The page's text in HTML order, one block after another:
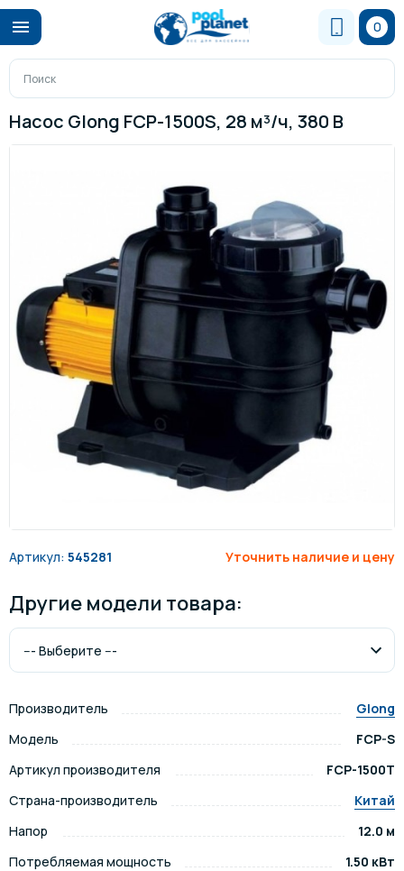
0
Насос Glong FCP-1500S, 28 м³/ч, 380 В
Артикул: 545281 Уточнить наличие и цену
Другие модели товара:
Производитель
Glong
Модель
FCP-S
Артикул производителя
FCP-1500T
Страна-производитель
Китай
Напор
12.0 м
Потребляемая мощность
1.50 кВт